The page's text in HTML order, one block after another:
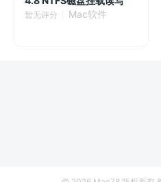
暂无评分 Mac软件